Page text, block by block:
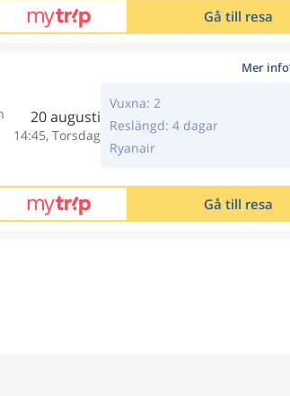
Gå till resa
Mer info
20 augusti
14:45, Torsdag
Vuxna: 2
Reslängd: 4 dagar
Ryanair
Gå till resa